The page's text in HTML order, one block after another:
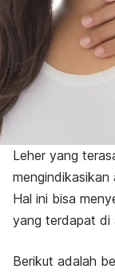
Leher yang
mengindikasikan
Hal ini bisa
yang terdapat di
Berikut adalah